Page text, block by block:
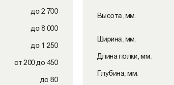
до 2 700
до 8 000
до 1 250
от 200 до 450
до 80
Высота, мм.
Ширина, мм.
Длина полки, мм.
Глубина, мм.